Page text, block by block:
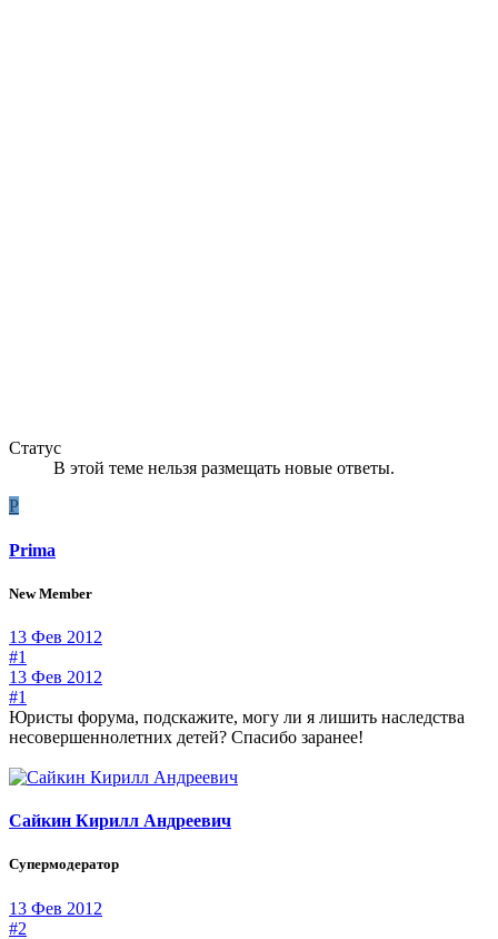
Статус
В этой теме нельзя размещать новые ответы.
P
Prima
New Member
13 Фев 2012
#1
13 Фев 2012
#1
Юристы форума, подскажите, могу ли я лишить наследства
несовершеннолетних детей? Спасибо заранее!
Сайкин Кирилл Андреевич
Супермодератор
13 Фев 2012
#2